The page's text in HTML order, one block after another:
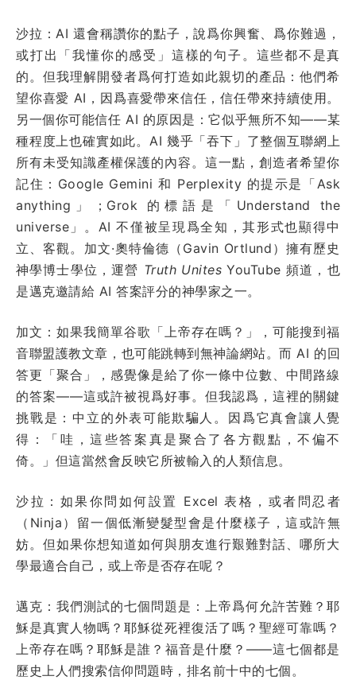
沙拉：AI 還會稱讚你的點子，說爲你興奮、爲你難過，
或打出「我懂你的感受」這樣的句子。這些都不是真
的。但我理解開發者爲何打造如此親切的產品：他們希
望你喜愛 AI，因爲喜愛帶來信任，信任帶來持續使用。
另一個你可能信任 AI 的原因是：它似乎無所不知——某
種程度上也確實如此。AI 幾乎「吞下」了整個互聯網上
所有未受知識產權保護的內容。這一點，創造者希望你
記住：Google Gemini 和 Perplexity 的提示是「Ask
anything」；Grok 的標語是「Understand the
universe」。AI 不僅被呈現爲全知，其形式也顯得中
立、客觀。加文·奧特倫德（Gavin Ortlund）擁有歷史
神學博士學位，運營 Truth Unites YouTube 頻道，也
是邁克邀請給 AI 答案評分的神學家之一。
加文：如果我簡單谷歌「上帝存在嗎？」，可能搜到福
音聯盟護教文章，也可能跳轉到無神論網站。而 AI 的回
答更「聚合」，感覺像是給了你一條中位數、中間路線
的答案——這或許被視爲好事。但我認爲，這裡的關鍵
挑戰是：中立的外表可能欺騙人。因爲它真會讓人覺
得：「哇，這些答案真是聚合了各方觀點，不偏不
倚。」但這當然會反映它所被輸入的人類信息。
沙拉：如果你問如何設置 Excel 表格，或者問忍者
（Ninja）留一個低漸變髮型會是什麼樣子，這或許無
妨。但如果你想知道如何與朋友進行艱難對話、哪所大
學最適合自己，或上帝是否存在呢？
邁克：我們測試的七個問題是：上帝爲何允許苦難？耶
穌是真實人物嗎？耶穌從死裡復活了嗎？聖經可靠嗎？
上帝存在嗎？耶穌是誰？福音是什麼？——這七個都是
歷史上人們搜索信仰問題時，排名前十中的七個。